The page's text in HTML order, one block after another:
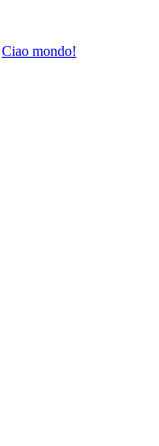
Ciao mondo!